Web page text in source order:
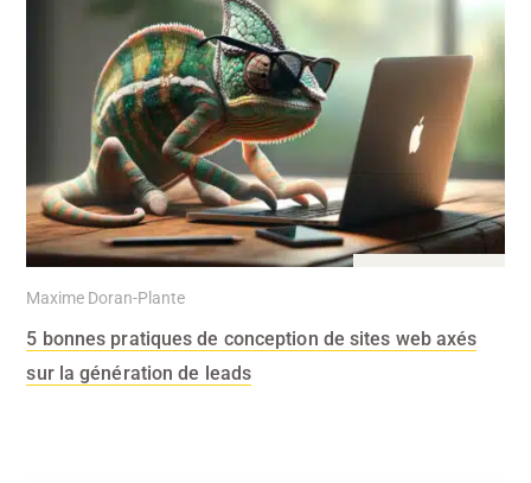
Maxime Doran-Plante
5 bonnes pratiques de conception de sites web axés
sur la génération de leads